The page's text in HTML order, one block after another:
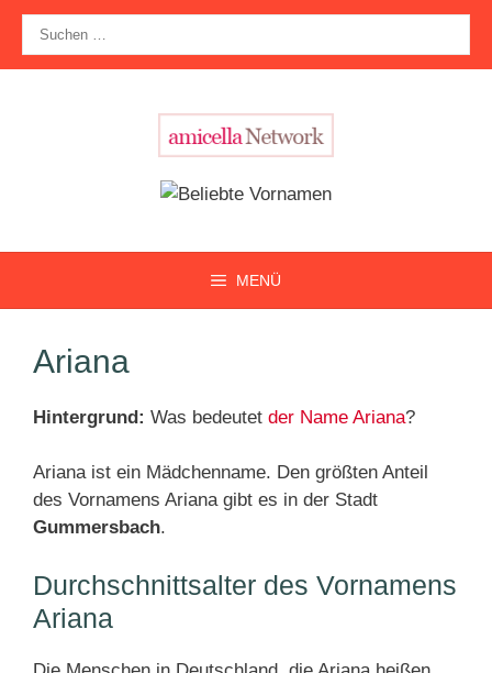
Zum
Inhalt
springen
nach:
MENÜ
Ariana
Hintergrund: Was bedeutet der Name Ariana?
Ariana ist ein Mädchenname. Den größten Anteil
des Vornamens Ariana gibt es in der Stadt
Gummersbach.
Durchschnittsalter des Vornamens
Ariana